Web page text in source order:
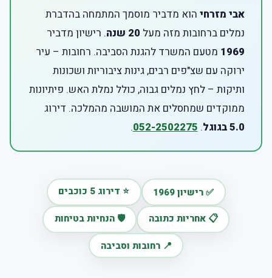
אבי מזרחי הוא מדביר מוסמך המתמחה בהדברת
נמלים ברחובות מזה מעל 20 שנה
. רישיון מדביר
1969 מטעם המשרד להגנת הסביבה. רחובות – עיר
ירוקה עם שצ"פים רבים, גינות ציבוריות ושכונות
ותיקות – לחץ נמלים גבוה, כולל נמלת האש. פיתיונות
ממוקדים שמחסלים את המושבה מהמלכה. דירוג
5.0 בגוגל
.
052-2502275
.
✅ רישיון 1969 ⭐ דירוג 5 כוכבים
📋 אחריות כתובה 🛡️ הנחיות בטיחות
📍 רחובות וסביבה